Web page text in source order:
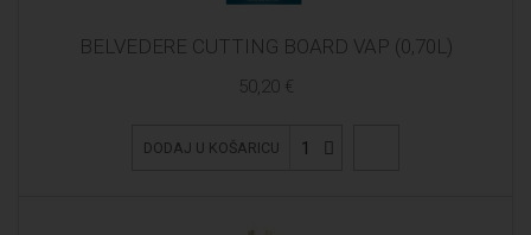
BELVEDERE CUTTING BOARD VAP (0,70L)
50,20 €
DODAJ U KOŠARICU 1